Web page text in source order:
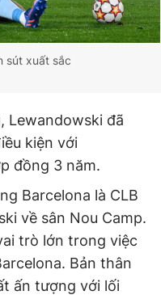
sút xuất sắc
đã
kiện với
đồng 3 năm.
Barcelona là CLB
về sân Nou Camp.
trò lớn trong việc
Bản thân
ấn tượng với lối